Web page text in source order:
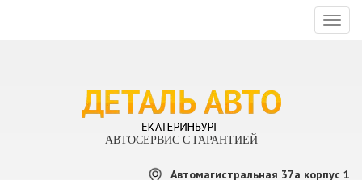
АВТОСЕРВИС С ГАРАНТИЕЙ
Автомагистральная 37а корпус 1